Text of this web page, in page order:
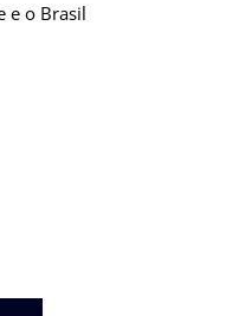
e o Brasil